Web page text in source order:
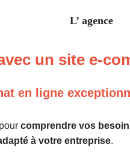
L’ agence
un site e-
en ligne
pour comprendre vos
à votre entreprise.